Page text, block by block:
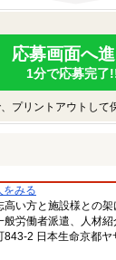
応募画面へ
1分で応募完了
リントアウトして
をみる
高い方と施設様との
般労働者派遣、人
2 日本生命京都ヤ